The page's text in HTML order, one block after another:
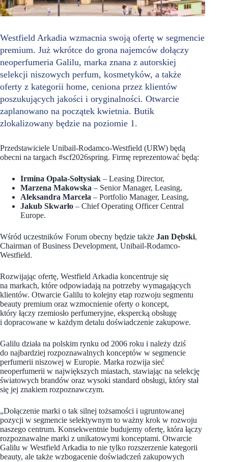
Westfield Arkadia wzmacnia swoją ofertę w segmencie
premium. Już wkrótce do grona najemców dołączy
neoperfumeria Galilu, marka znana z autorskiej
selekcji niszowych perfum, kosmetyków, a także
oferty z kategorii home, ceniona przez klientów
poszukujących jakości i oryginalności. Otwarcie
zaplanowano na początek kwietnia. Butik
zlokalizowany będzie na poziomie 1.
Przedstawiciele Unibail-Rodamco-Westfield (URW) będą
obecni na targach #scf2026spring. Firmę reprezentować będą:
Irmina Opala-Sołtysiak – Leasing Director,
Marzena Makowska – Senior Manager, Leasing,
Aleksandra Marcela – Portfolio Manager, Leasing,
Jakub Skwarło – Chief Operating Officer Central
Europe.
Wśród uczestników Forum obecny będzie także Jan Dębski,
Chairman of Business Development, Unibail-Rodamco-
Westfield.
Rozwijając ofertę, Westfield Arkadia koncentruje się
na markach, które odpowiadają na potrzeby wymagających
klientów. Otwarcie Galilu to kolejny etap rozwoju segmentu
beauty premium oraz wzmocnienie oferty o koncept,
który łączy rzemiosło perfumeryjne, ekspercką obsługę
i dopracowane w każdym detalu doświadczenie zakupowe.
Galilu działa na polskim rynku od 2006 roku i należy dziś
do najbardziej rozpoznawalnych konceptów w segmencie
perfumerii niszowej w Europie. Marka rozwija sieć
neoperfumerii w największych miastach, stawiając na selekcję
światowych brandów oraz wysoki standard obsługi, który stał
się jej znakiem rozpoznawczym.
„Dołączenie marki o tak silnej tożsamości i ugruntowanej
pozycji w segmencie selektywnym to ważny krok w rozwoju
naszego centrum. Konsekwentnie budujemy ofertę, która łączy
rozpoznawalne marki z unikatowymi konceptami. Otwarcie
Galilu w Westfield Arkadia to nie tylko rozszerzenie kategorii
beauty, ale także wzbogacenie doświadczeń zakupowych